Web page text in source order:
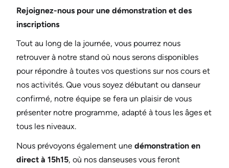
Rejoignez-nous pour une démonstration et des
inscriptions
Tout au long de la journée, vous pourrez nous
retrouver à notre stand où nous serons disponibles
pour répondre à toutes vos questions sur nos cours et
nos activités. Que vous soyez débutant ou danseur
confirmé, notre équipe se fera un plaisir de vous
présenter notre programme, adapté à tous les âges et
tous les niveaux.
Nous prévoyons également une démonstration en
direct à 15h15, où nos danseuses vous feront